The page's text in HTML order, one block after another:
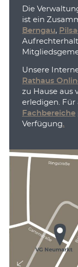
Die
ist ein
Berngau,
Unsere
Rathaus
zu Hause aus
erledigen. Für
Fachbereiche
Verfügung.